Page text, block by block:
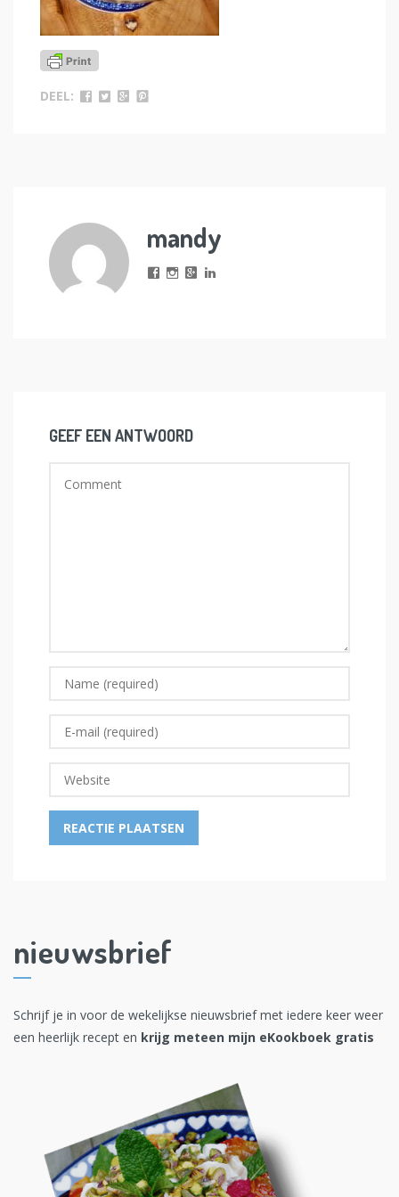
DEEL:
mandy
GEEF EEN ANTWOORD
nieuwsbrief
Schrijf je in voor de wekelijkse nieuwsbrief met iedere keer weer
een heerlijk recept en krijg meteen mijn eKookboek gratis